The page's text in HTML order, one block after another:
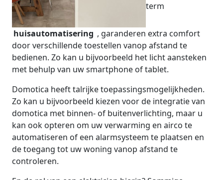
term
huisautomatisering , garanderen extra comfort
door verschillende toestellen vanop afstand te
bedienen. Zo kan u bijvoorbeeld het licht aansteken
met behulp van uw smartphone of tablet.
Domotica heeft talrijke toepassingsmogelijkheden.
Zo kan u bijvoorbeeld kiezen voor de integratie van
domotica met binnen- of buitenverlichting, maar u
kan ook opteren om uw verwarming en airco te
automatiseren of een alarmsysteem te plaatsen en
de toegang tot uw woning vanop afstand te
controleren.